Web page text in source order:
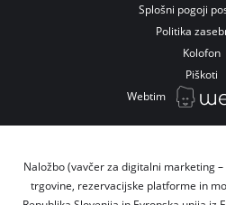
Splošni pogoji
Politika
Kolofon
Piškoti
Webtim
Naložbo (vavčer za digitalni marketing
trgovine, rezervacijske platforme in